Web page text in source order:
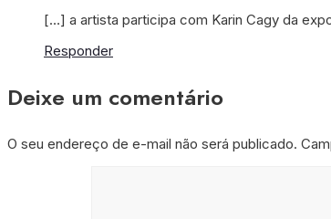
[…] a artista participa com Karin Cagy da
Responder
Deixe um comentário
O seu endereço de e-mail não será publicado.